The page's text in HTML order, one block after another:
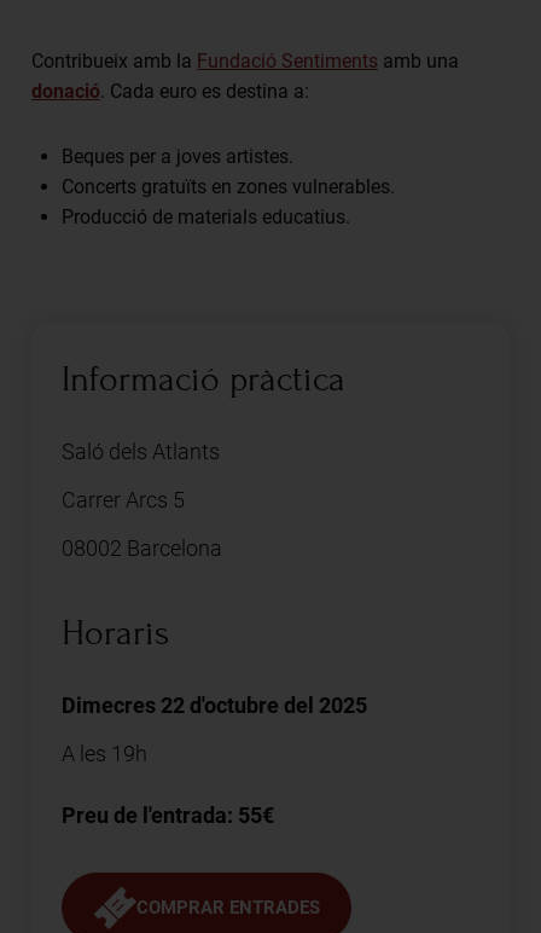
Contribueix amb la Fundació Sentiments amb una
donació. Cada euro es destina a:
Beques per a joves artistes.
Concerts gratuïts en zones vulnerables.
Producció de materials educatius.
Informació pràctica
Saló dels Atlants
Carrer Arcs 5
08002 Barcelona
Horaris
Dimecres 22 d'octubre del 2025
A les 19h
Preu de l'entrada: 55€
COMPRAR ENTRADES